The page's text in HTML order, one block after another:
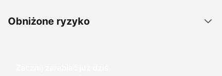
Obniżone ryzyko
Zacznij zarabiać już dziś